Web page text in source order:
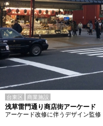
台東区 商業施設
浅草雷門通り商店街アーケード
アーケード改修に伴うデザイン監修